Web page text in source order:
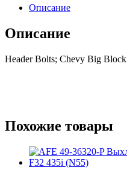
Описание
Описание
Header Bolts; Chevy Big Block
Похожие товары